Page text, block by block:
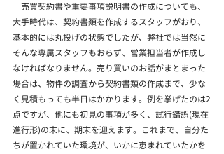
売買契約書や重要事項説明書の作成についても、
大手時代は、契約書類を作成するスタッフがおり、
基本的には丸投げの状態でしたが、弊社では当然に
そんな専属スタッフもおらず、営業担当者が作成し
なければなりません。売り買いのお話がまとまった
場合は、物件の調査から契約書類の作成まで、少な
く見積もっても半日はかかります。例を挙げたのは2
点ですが、他にも初見の事項が多く、試行錯誤(現在
進行形)の末に、期末を迎えます。これまで、自分た
ちが置かれていた環境が、いかに恵まれていたかを